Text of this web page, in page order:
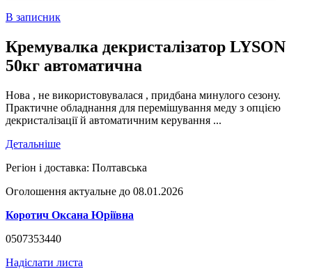
В записник
Кремувалка декристалізатор LYSON
50кг автоматична
Нова , не використовувалася , придбана минулого сезону.
Практичне обладнання для перемішування меду з опцією
декристалізації й автоматичним керування ...
Детальніше
Регіон і доставка: Полтавська
Оголошення актуальне до 08.01.2026
Коротич Оксана Юріївна
0507353440
Надіслати листа